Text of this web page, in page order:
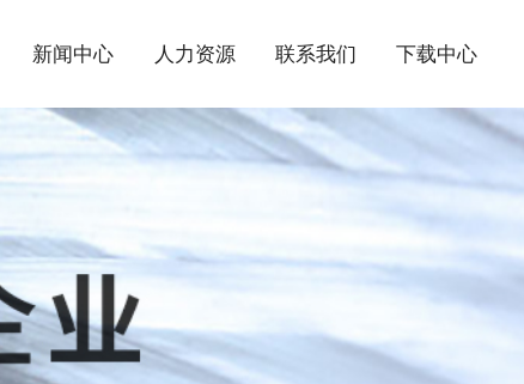
新闻中心 人力资源 联系我们 下载中心